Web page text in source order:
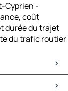
Cyprien -
coût
durée du trajet
du trafic routier